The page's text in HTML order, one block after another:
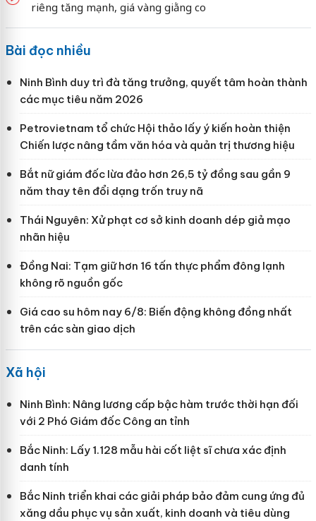
riêng tăng mạnh, giá vàng giằng co
Bài đọc nhiều
Ninh Bình duy trì đà tăng trưởng, quyết tâm hoàn thành
các mục tiêu năm 2026
Petrovietnam tổ chức Hội thảo lấy ý kiến hoàn thiện
Chiến lược nâng tầm văn hóa và quản trị thương hiệu
Bắt nữ giám đốc lừa đảo hơn 26,5 tỷ đồng sau gần 9
năm thay tên đổi dạng trốn truy nã
Thái Nguyên: Xử phạt cơ sở kinh doanh dép giả mạo
nhãn hiệu
Đồng Nai: Tạm giữ hơn 16 tấn thực phẩm đông lạnh
không rõ nguồn gốc
Giá cao su hôm nay 6/8: Biến động không đồng nhất
trên các sàn giao dịch
Xã hội
Ninh Bình: Nâng lương cấp bậc hàm trước thời hạn đối
với 2 Phó Giám đốc Công an tỉnh
Bắc Ninh: Lấy 1.128 mẫu hài cốt liệt sĩ chưa xác định
danh tính
Bắc Ninh triển khai các giải pháp bảo đảm cung ứng đủ
xăng dầu phục vụ sản xuất, kinh doanh và tiêu dùng